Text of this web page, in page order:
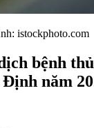
istockphoto.com
bệnh
năm